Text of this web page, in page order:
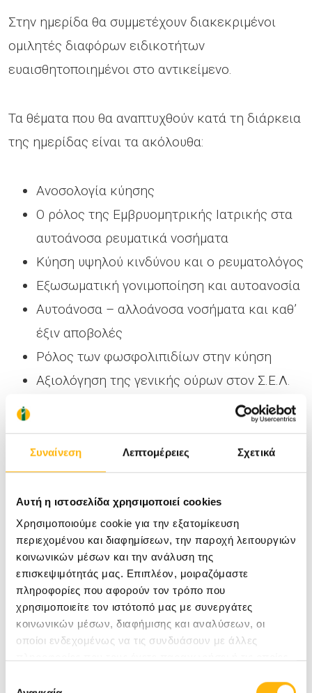
Συναίνεση Λεπτομέρειες Σχετικά
Αυτή η ιστοσελίδα χρησιμοποιεί cookies
Χρησιμοποιούμε cookie για την εξατομίκευση
περιεχομένου και διαφημίσεων, την παροχή λειτουργιών
κοινωνικών μέσων και την ανάλυση της
επισκεψιμότητάς μας. Επιπλέον, μοιραζόμαστε
πληροφορίες που αφορούν τον τρόπο που
χρησιμοποιείτε τον ιστότοπό μας με συνεργάτες
κοινωνικών μέσων, διαφήμισης και αναλύσεων, οι
οποίοι ενδεχομένως να τις συνδυάσουν με άλλες
Στην ημερίδα θα συμμετέχουν διακεκριμένοι
ομιλητές διαφόρων ειδικοτήτων
ευαισθητοποιημένοι στο αντικείμενο.
Τα θέματα που θα αναπτυχθούν κατά τη διάρκεια
της ημερίδας είναι τα ακόλουθα:
Ανοσολογία κύησης
Ο ρόλος της Εμβρυομητρικής Ιατρικής στα
αυτοάνοσα ρευματικά νοσήματα
Κύηση υψηλού κινδύνου και ο ρευματολόγος
Εξωσωματική γονιμοποίηση και αυτοανοσία
Αυτοάνοσα – αλλοάνοσα νοσήματα και καθ’
έξιν αποβολές
Ρόλος των φωσφολιπιδίων στην κύηση
Αξιολόγηση της γενικής ούρων στον Σ.Ε.Λ.
Συνήθη ορθοπαιδικά προβλήματα στην
κύηση
Εγκυμοσύνη και σακχαρώδης διαβήτης Ι
Σημασία των υπερήχων σε αυτοάνοσα
ρευματικά νοσήματα στην κύηση
Εμβόλια και παθητική ανοσοποίηση σε
έγκυες με αυτοανοσία
Είναι ασφαλείς και αποτελεσματικοί οι
εμβολιασμοί;
Εγκυμοσύνη και αυτοάνοσες παθήσεις του
θυρεοειδούς
Φάρμακα και κύηση σε αυτοάνοσα